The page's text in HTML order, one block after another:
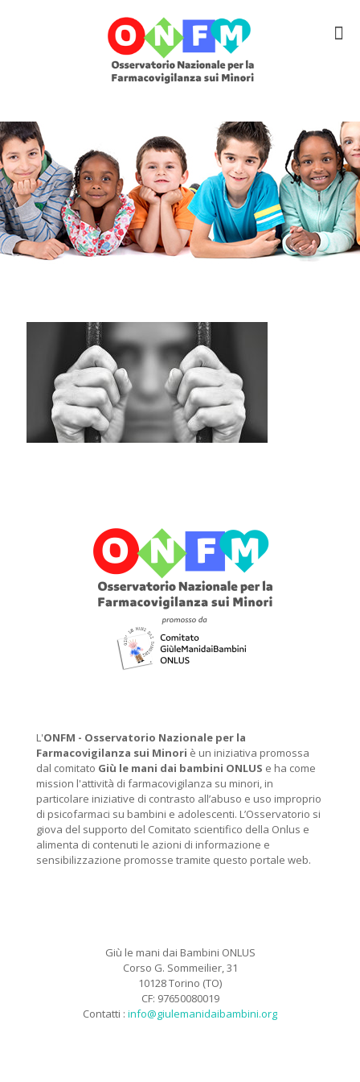
L'ONFM - Osservatorio Nazionale per la
Farmacovigilanza sui Minori è un iniziativa promossa
dal comitato Giù le mani dai bambini ONLUS e ha come
mission l'attività di farmacovigilanza su minori, in
particolare iniziative di contrasto all’abuso e uso improprio
di psicofarmaci su bambini e adolescenti. L’Osservatorio si
giova del supporto del Comitato scientifico della Onlus e
alimenta di contenuti le azioni di informazione e
sensibilizzazione promosse tramite questo portale web.
Giù le mani dai Bambini ONLUS
Corso G. Sommeilier, 31
10128 Torino (TO)
CF: 97650080019
Contatti : info@giulemanidaibambini.org